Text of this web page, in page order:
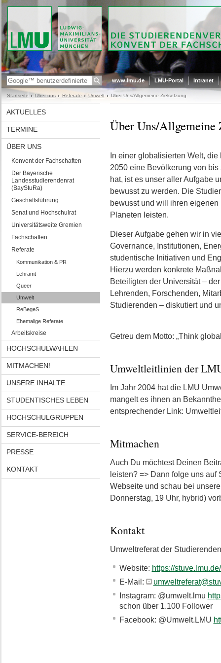
www.lmu.de LMU-Portal Intranet
Startseite Über uns Referate Umwelt Über Uns/Allgemeine Zielsetzung
AKTUELLES
TERMINE
ÜBER UNS
Konvent der Fachschaften
Der Bayerische
Landesstudierendenrat
(BayStuRa)
Geschäftsführung
Senat und Hochschulrat
Universitätsweite Gremien
Fachschaften
Referate
Kommunikation & PR
Lehramt
Queer
Umwelt
ReBegeS
Ehemalige Referate
Arbeitskreise
HOCHSCHULWAHLEN
MITMACHEN!
UNSERE INHALTE
STUDENTISCHES LEBEN
HOCHSCHULGRUPPEN
SERVICE-BEREICH
PRESSE
KONTAKT
Über Uns/Allgemeine
In einer globalisierten Welt,
2050 eine Bevölkerung von
hat, ist es unser aller Aufgabe
bewusst zu werden. Die
bewusst und will ihren
Planeten leisten.
Dieser Aufgabe gehen wir in
Governance, Institutionen,
studentische Initiativen und
Hierzu werden konkrete
Beteiligten der Universität –
Lehrenden, Forschenden,
Studierenden – diskutiert und
Getreu dem Motto: „Think
Umweltleitlinien der
Im Jahr 2004 hat die LMU
mangelt es ihnen an
entsprechender Link:
Mitmachen
Auch Du möchtest Deinen
leisten? => Dann folge uns
Webseite und schau bei
Donnerstag, 19 Uhr, hybrid)
Kontakt
Umweltreferat der
Website: https://
E-Mail:
Instagram: @umwelt.lmu
schon über 1.100 Follower
Facebook: @Umwelt.LMU